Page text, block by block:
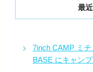
最
7inch CAMP ミ
BASE にキャン